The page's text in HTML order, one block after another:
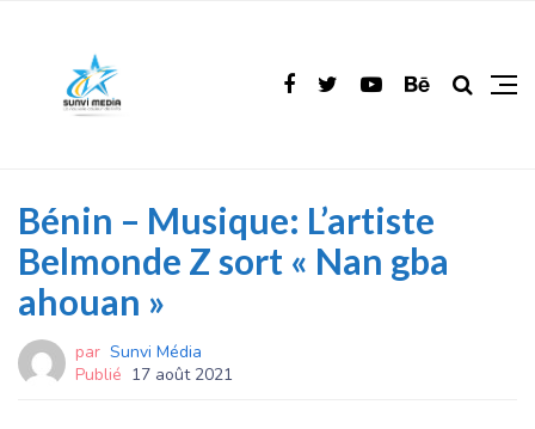
Bénin – Musique: L’artiste
Belmonde Z sort « Nan gba
ahouan »
par Sunvi Média
Publié 17 août 2021